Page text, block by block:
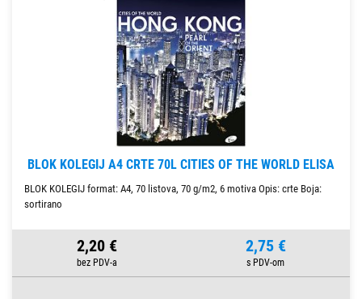
BLOK KOLEGIJ A4 CRTE 70L CITIES OF THE WORLD ELISA
BLOK KOLEGIJ format: A4, 70 listova, 70 g/m2, 6 motiva Opis: crte Boja:
sortirano
2,20 € 2,75 €